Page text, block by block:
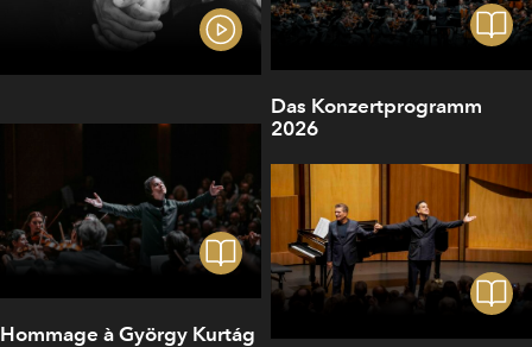
Das Konzertprogramm
2026
Hommage à György Kurtág